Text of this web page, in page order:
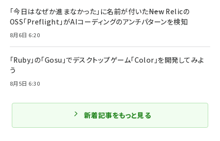
「今日はなぜか進まなかった」に名前が付いた――New Relicの
OSS「Preflight」がAIコーディングのアンチパターンを検知
8月6日 6:20
「Ruby」の「Gosu」でデスクトップゲーム「Color」を開発してみよ
う
8月5日 6:30
新着記事をもっと見る